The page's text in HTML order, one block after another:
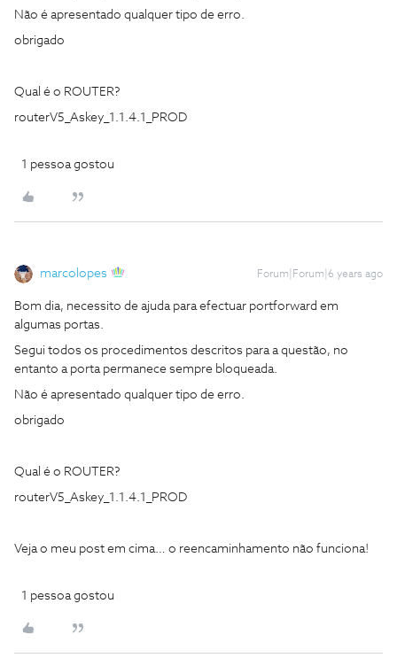
Não é apresentado qualquer tipo de erro.
obrigado
Qual é o ROUTER?
routerV5_Askey_1.1.4.1_PROD
1 pessoa gostou
marcolopes Forum|Forum|6 years ago
Bom dia, necessito de ajuda para efectuar portforward em
algumas portas.
Segui todos os procedimentos descritos para a questão, no
entanto a porta permanece sempre bloqueada.
Não é apresentado qualquer tipo de erro.
obrigado
Qual é o ROUTER?
routerV5_Askey_1.1.4.1_PROD
Veja o meu post em cima… o reencaminhamento não funciona!
1 pessoa gostou